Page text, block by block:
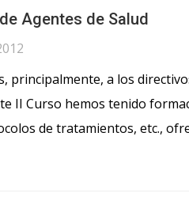
Agentes de Salud
principalmente, a los
II Curso hemos tenido
de tratamientos, etc.,